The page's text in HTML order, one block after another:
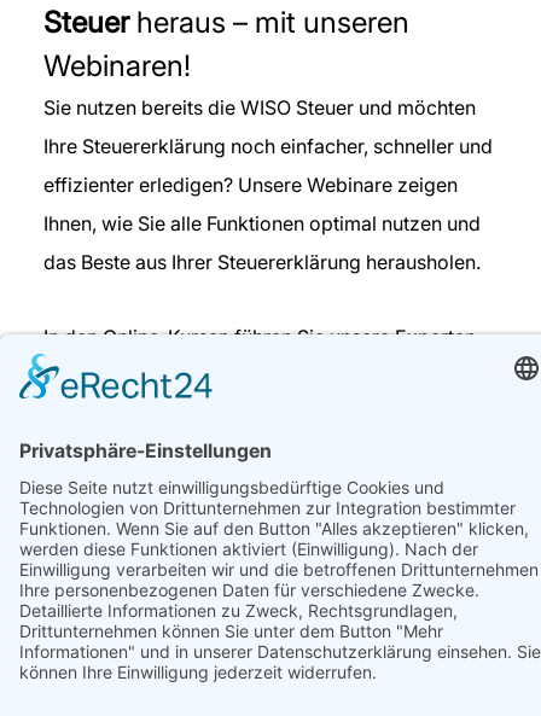
Steuerheraus – mit unseren
Webinaren!
Sie nutzen bereits die WISO Steuer und möchten
Ihre Steuererklärung noch einfacher, schneller und
effizienter erledigen? Unsere Webinare zeigen
Ihnen, wie Sie alle Funktionen optimal nutzen und
das Beste aus Ihrer Steuererklärung herausholen.
In den Online-Kursen führen Sie unsere Experten
Schritt für Schritt durch die wichtigsten Tipps und
stressfrei und erfolgreich meistern – bequem von
zu Hause aus.